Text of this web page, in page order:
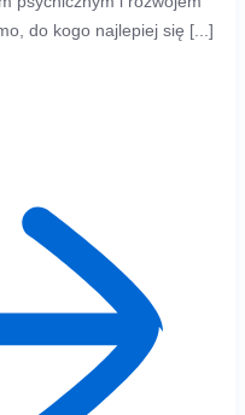
do kogo najlepiej się [...]